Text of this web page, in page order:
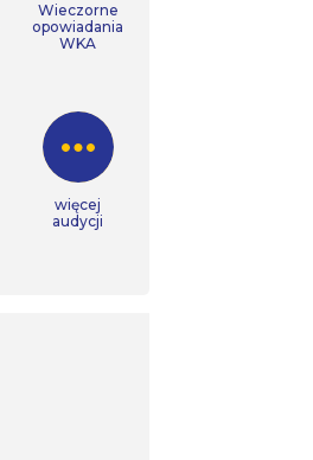
Wieczorne
opowiadania
WKA
więcej
audycji